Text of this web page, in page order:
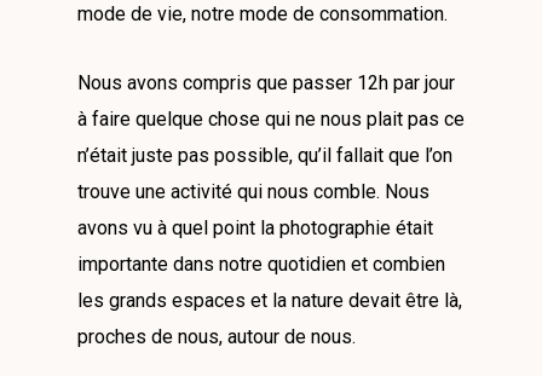
mode de vie, notre mode de consommation.
Nous avons compris que passer 12h par jour
à faire quelque chose qui ne nous plait pas ce
n’était juste pas possible, qu’il fallait que l’on
trouve une activité qui nous comble. Nous
avons vu à quel point la photographie était
importante dans notre quotidien et combien
les grands espaces et la nature devait être là,
proches de nous, autour de nous.